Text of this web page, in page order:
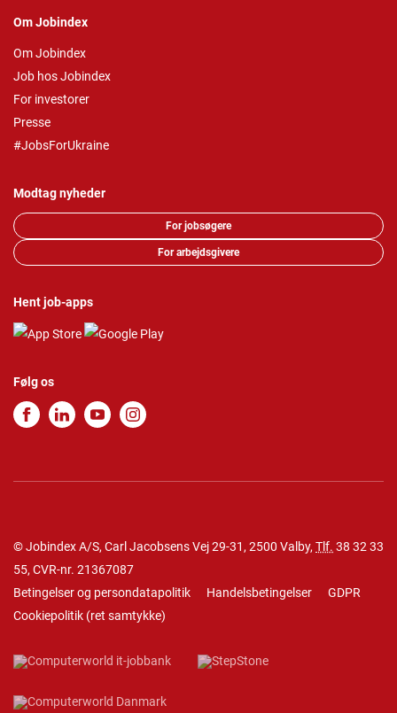
Om Jobindex
Om Jobindex
Job hos Jobindex
For investorer
Presse
#JobsForUkraine
Modtag nyheder
For jobsøgere
For arbejdsgivere
Hent job-apps
Følg os
© Jobindex A/S, Carl Jacobsens Vej 29-31, 2500 Valby, Tlf. 38 32 33
55, CVR-nr. 21367087
Betingelser og persondatapolitik
Handelsbetingelser
GDPR
Cookiepolitik (ret samtykke)